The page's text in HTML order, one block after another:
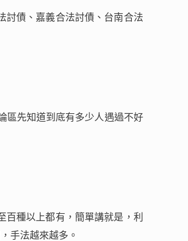
討債、嘉義合法討債、台南合法
區先知道到底有多少人遇過不好
百種以上都有，簡單講就是，利
手法越來越多。